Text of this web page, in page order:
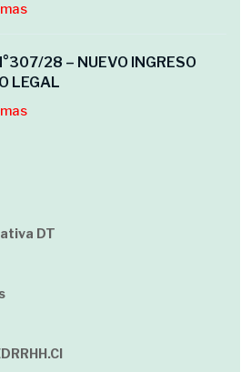
28 – NUEVO INGRESO
LEGAL
DT